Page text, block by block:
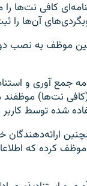
بخشنامه‌ای کافی
آن‌ها را
موظف به نصب
جمع آوری و
نت‌ها)
ارائه‌دهندگان
موظف کرده که